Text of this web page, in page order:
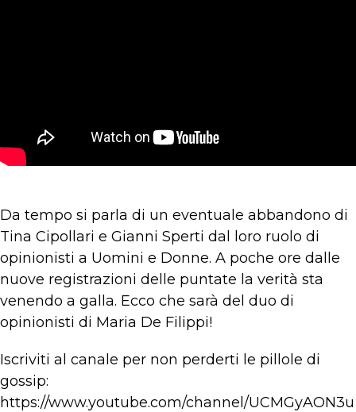
Da tempo si parla di un eventuale abbandono di
Tina Cipollari e Gianni Sperti dal loro ruolo di
opinionisti a Uomini e Donne. A poche ore dalle
nuove registrazioni delle puntate la verità sta
venendo a galla. Ecco che sarà del duo di
opinionisti di Maria De Filippi!
Iscriviti al canale per non perderti le pillole di
gossip:
https://www.youtube.com/channel/UCMGyAON3u